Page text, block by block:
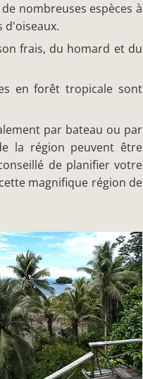
nombreuses espèces à
d'oiseaux.
frais, du homard et du
en forêt tropicale sont
par bateau ou par
la région peuvent être
de planifier votre
magnifique région de